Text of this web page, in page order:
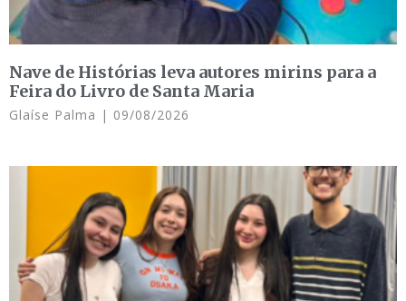
Nave de Histórias leva autores mirins para a
Feira do Livro de Santa Maria
Glaíse Palma 09/08/2026